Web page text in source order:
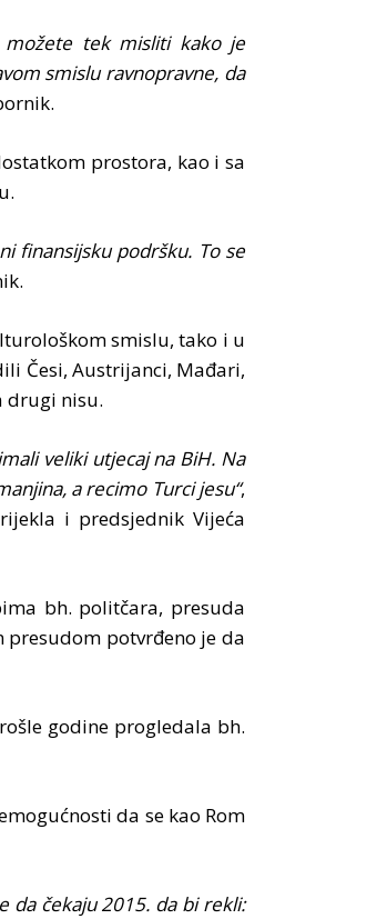
možete tek misliti kako je
smislu ravnopravne, da
prostora, kao i sa
finansijsku podršku. To se
smislu, tako i u
Česi, Austrijanci, Mađari,
drugi nisu.
veliki utjecaj na BiH. Na
a recimo Turci jesu“,
i predsjednik Vijeća
bh. politčara, presuda
presudom potvrđeno je da
godine progledala bh.
da se kao Rom
da čekaju 2015. da bi rekli: